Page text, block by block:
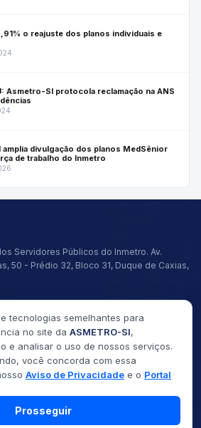
o reajuste dos planos individuais e
Asmetro-SI protocola reclamação na ANS
amplia divulgação dos planos MedSênior
de trabalho do Inmetro
Servidores Públicos do Inmetro. Av.
50 - Prédio 32, Bloco 31, Duque de Caxias,
2026 ASMETRO-SI
os direitos reservados
tecnologias semelhantes para
no site da ASMETRO-SI,
e analisar o uso de nossos serviços.
você concorda com essa
Aviso de Privacidade e o Portal
Prosseguir